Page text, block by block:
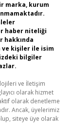
marka, kurum
haber niteliği
hakkında
ve kişiler ile isim
bilgiler
ve İletişim
olarak hizmet
olarak denetleme
Ancak, üyelerimiz
siteye üye olarak